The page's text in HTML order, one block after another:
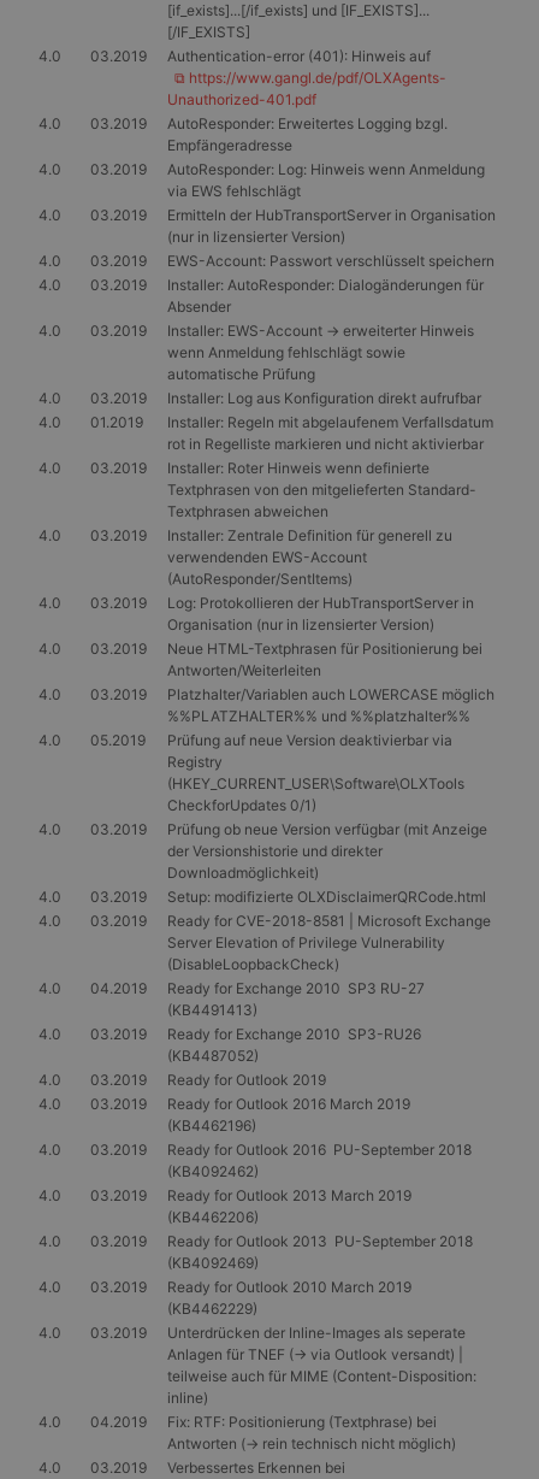
[if_exists]...[/if_exists] und [IF_EXISTS]...
[/IF_EXISTS]
4.0
03.2019
Authentication-error (401): Hinweis auf
⧉ https://www.gangl.de/pdf/OLXAgents-
Unauthorized-401.pdf
4.0
03.2019
AutoResponder: Erweitertes Logging bzgl.
Empfängeradresse
4.0
03.2019
AutoResponder: Log: Hinweis wenn Anmeldung
via EWS fehlschlägt
4.0
03.2019
Ermitteln der HubTransportServer in Organisation
(nur in lizensierter Version)
4.0
03.2019
EWS-Account: Passwort verschlüsselt speichern
4.0
03.2019
Installer: AutoResponder: Dialogänderungen für
Absender
4.0
03.2019
Installer: EWS-Account -> erweiterter Hinweis
wenn Anmeldung fehlschlägt sowie
automatische Prüfung
4.0
03.2019
Installer: Log aus Konfiguration direkt aufrufbar
4.0
01.2019
Installer: Regeln mit abgelaufenem Verfallsdatum
rot in Regelliste markieren und nicht aktivierbar
4.0
03.2019
Installer: Roter Hinweis wenn definierte
Textphrasen von den mitgelieferten Standard-
Textphrasen abweichen
4.0
03.2019
Installer: Zentrale Definition für generell zu
verwendenden EWS-Account
(AutoResponder/SentItems)
4.0
03.2019
Log: Protokollieren der HubTransportServer in
Organisation (nur in lizensierter Version)
4.0
03.2019
Neue HTML-Textphrasen für Positionierung bei
Antworten/Weiterleiten
4.0
03.2019
Platzhalter/Variablen auch LOWERCASE möglich
%%PLATZHALTER%% und %%platzhalter%%
4.0
05.2019
Prüfung auf neue Version deaktivierbar via
Registry
(HKEY_CURRENT_USER\Software\OLXTools
CheckforUpdates 0/1)
4.0
03.2019
Prüfung ob neue Version verfügbar (mit Anzeige
der Versionshistorie und direkter
Downloadmöglichkeit)
4.0
03.2019
Setup: modifizierte OLXDisclaimerQRCode.html
4.0
03.2019
Ready for CVE-2018-8581 | Microsoft Exchange
Server Elevation of Privilege Vulnerability
(DisableLoopbackCheck)
4.0
04.2019
Ready for Exchange 2010 SP3 RU-27
(KB4491413)
4.0
03.2019
Ready for Exchange 2010 SP3-RU26
(KB4487052)
4.0
03.2019
Ready for Outlook 2019
4.0
03.2019
Ready for Outlook 2016 March 2019
(KB4462196)
4.0
03.2019
Ready for Outlook 2016 PU-September 2018
(KB4092462)
4.0
03.2019
Ready for Outlook 2013 March 2019
(KB4462206)
4.0
03.2019
Ready for Outlook 2013 PU-September 2018
(KB4092469)
4.0
03.2019
Ready for Outlook 2010 March 2019
(KB4462229)
4.0
03.2019
Unterdrücken der Inline-Images als seperate
Anlagen für TNEF (-> via Outlook versandt) |
teilweise auch für MIME (Content-Disposition:
inline)
4.0
04.2019
Fix: RTF: Positionierung (Textphrase) bei
Antworten (-> rein technisch nicht möglich)
4.0
03.2019 Verbessertes Erkennen bei